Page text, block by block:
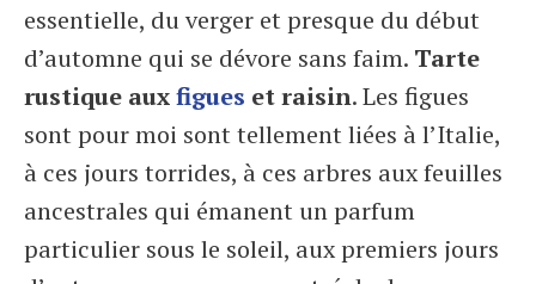
essentielle, du verger et presque du début
d’automne qui se dévore sans faim. Tarte
rustique auxfigues et raisin. Les figues
sont pour moi sont tellement liées à l’Italie,
à ces jours torrides, à ces arbres aux feuilles
ancestrales qui émanent un parfum
particulier sous le soleil, aux premiers jours